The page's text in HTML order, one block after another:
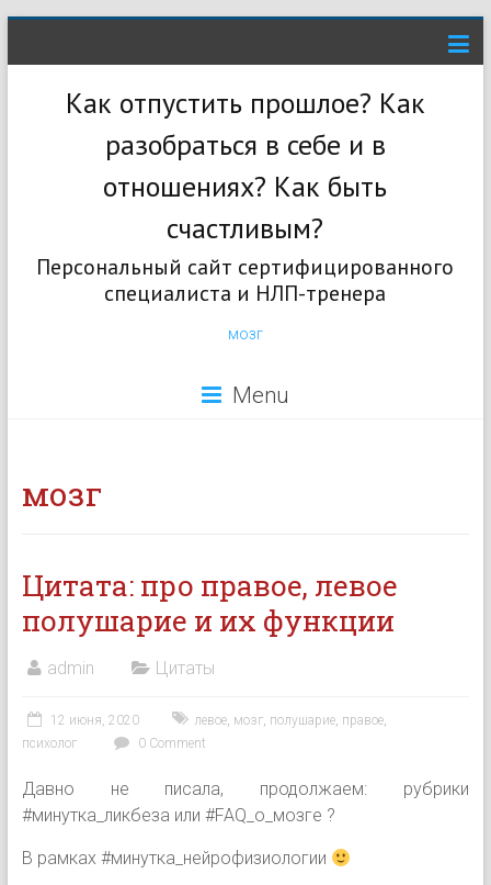
Как отпустить прошлое? Как
разобраться в себе и в
отношениях? Как быть
счастливым?
Персональный сайт сертифицированного
специалиста и НЛП-тренера
мозг
Menu
мозг
Цитата: про правое, левое
полушарие и их функции
admin Цитаты
12 июня, 2020 левое, мозг, полушарие, правое,
психолог
0 Comment
Давно не писала, продолжаем: рубрики
#минутка_ликбеза или #FAQ_о_мозге ?
В рамках #минутка_нейрофизиологии